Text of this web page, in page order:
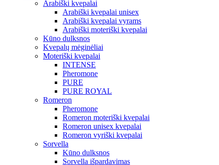
Arabiški kvepalai
Arabiški kvepalai unisex
Arabiški kvepalai vyrams
Arabiški moteriški kvepalai
Kūno dulksnos
Kvepalų mėginėliai
Moteriški kvepalai
INTENSE
Pheromone
PURE
PURE ROYAL
Romeron
Pheromone
Romeron moteriški kvepalai
Romeron unisex kvepalai
Romeron vyriški kvepalai
Sorvella
Kūno dulksnos
Sorvella išpardavimas